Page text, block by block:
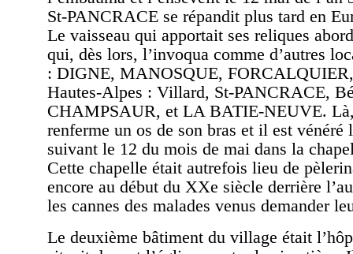
St-PANCRACE se répandit plus tard en
Le vaisseau qui apportait ses reliques
qui, dès lors, l’invoqua comme d’autres
: DIGNE, MANOSQUE,
Hautes-Alpes : Villard, St-PANCRACE,
CHAMPSAUR, et LA BATIE-NEUVE.
renferme un os de son bras et il est vénéré
suivant le 12 du mois de mai dans la
Cette chapelle était autrefois lieu de
encore au début du XXe siècle derrière
les cannes des malades venus demander
Le deuxième bâtiment du village était